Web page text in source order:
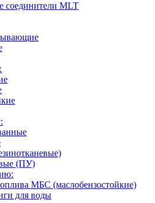
соединители MLT
(ПУ)
МБС (маслобензостойкие)
для воды